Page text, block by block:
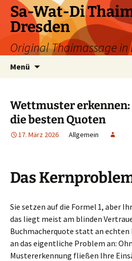
Zum
Inhalt
springen
Sa-Wat-Di
Dresden
Original Thaimassage in
Menü
Wettmuster erkennen:
die besten Quoten
17. März 2026 Allgemein
Das
Sie setzen auf die Formel 1, aber
das liegt meist am blinden
Buchmacherquote statt an echten
an das eigentliche Problem an:
Mustererkennung fließen Ihre